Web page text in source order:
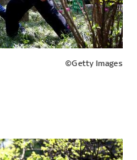
©Getty Images